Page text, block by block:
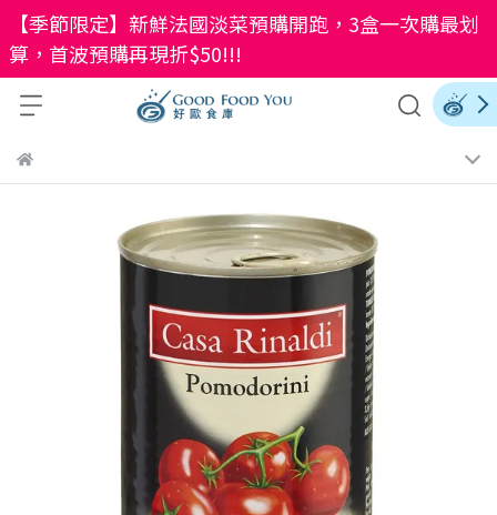
【季節限定】新鮮法國淡菜預購開跑，3盒一次購最划
算，首波預購再現折$50!!!